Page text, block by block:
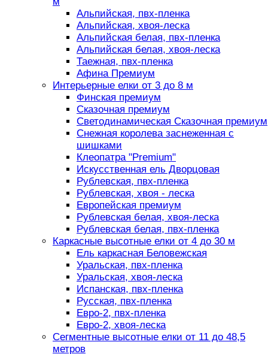
Альпийская, пвх-пленка
Альпийская, хвоя-леска
Альпийская белая, пвх-пленка
Альпийская белая, хвоя-леска
Таежная, пвх-пленка
Афина Премиум
Интерьерные елки от 3 до 8 м
Финская премиум
Сказочная премиум
Светодинамическая Сказочная премиум
Снежная королева заснеженная с
шишками
Клеопатра "Premium"
Искусственная ель Дворцовая
Рублевская, пвх-пленка
Рублевская, хвоя - леска
Европейская премиум
Рублевская белая, хвоя-леска
Рублевская белая, пвх-пленка
Каркасные высотные елки от 4 до 30 м
Ель каркасная Беловежская
Уральская, пвх-пленка
Уральская, хвоя-леска
Испанская, пвх-пленка
Русская, пвх-пленка
Евро-2, пвх-пленка
Евро-2, хвоя-леска
Сегментные высотные елки от 11 до 48,5
метров